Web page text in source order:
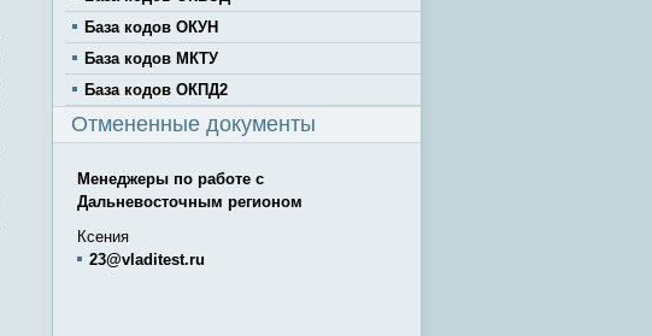
База кодов ОКУН
База кодов МКТУ
База кодов ОКПД2
Отмененные документы
Менеджеры по работе с
Дальневосточным регионом
Ксения
23@vladitest.ru